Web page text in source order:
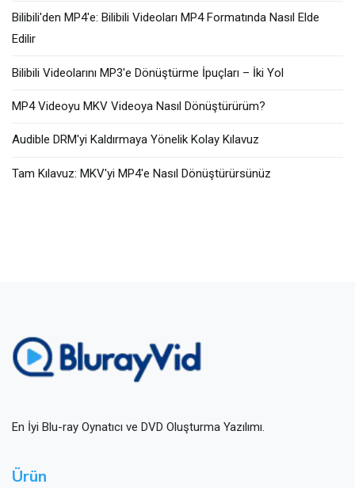
Bilibili'den MP4'e: Bilibili Videoları MP4 Formatında Nasıl Elde
Edilir
Bilibili Videolarını MP3'e Dönüştürme İpuçları – İki Yol
MP4 Videoyu MKV Videoya Nasıl Dönüştürürüm?
Audible DRM'yi Kaldırmaya Yönelik Kolay Kılavuz
Tam Kılavuz: MKV'yi MP4'e Nasıl Dönüştürürsünüz
En İyi Blu-ray Oynatıcı ve DVD Oluşturma Yazılımı.
Ürün